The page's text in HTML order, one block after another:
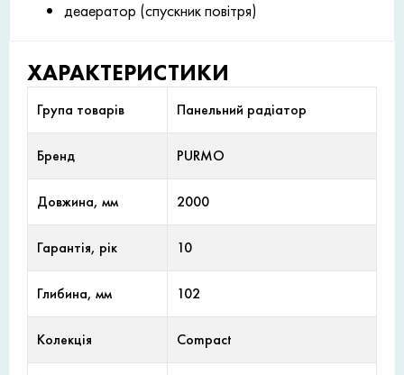
деаератор (спускник повітря)
ХАРАКТЕРИСТИКИ
Група товарів Панельний радіатор
Бренд PURMO
Довжина, мм 2000
Гарантія, рік 10
Глибина, мм 102
Колекція Compact